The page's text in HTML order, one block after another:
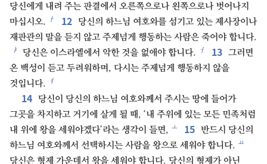
당신에게 내려 주는 판결에서 오른쪽으로나 왼쪽으로나 벗어나지
마십시오. ㅏ 12 당신의 하느님 여호와를 섬기고 있는 제사장이나
재판관의 말을 듣지 않고 주제넘게 행동하는 사람은 죽어야 합니다.
ㅑ 당신은 이스라엘에서 악한 것을 없애야 합니다. ㅓ 13 그러면
온 백성이 듣고 두려워하며, 다시는 주제넘게 행동하지 않을
것입니다. ㅕ
14 당신이 당신의 하느님 여호와께서 주시는 땅에 들어가
그곳을 차지하고 거기에 살게 될 때, ‘내 주위에 있는 모든 민족처럼
내 위에 왕을 세워야겠다’라는 생각이 들면, ㅗ 15 반드시 당신의
하느님 여호와께서 선택하시는 사람을 왕으로 세워야 합니다. ㅛ
당신은 형제 가운데서 왕을 세워야 합니다. 당신의 형제가 아닌